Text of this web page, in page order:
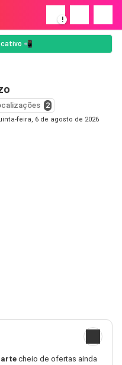
!
📲
2
feira, 6 de agosto de 2026
cheio de ofertas ainda